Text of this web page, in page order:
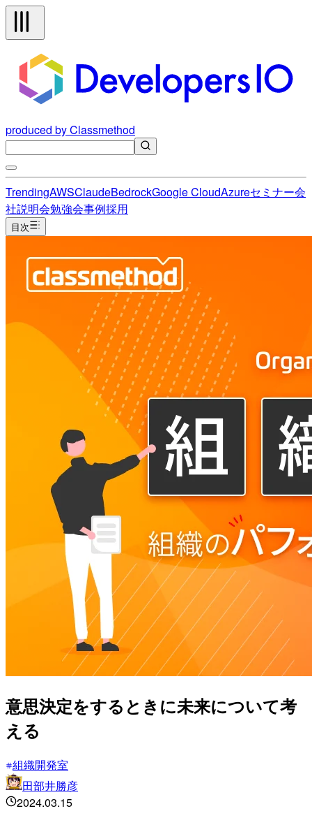
produced by Classmethod
TrendingAWSClaudeBedrockGoogle CloudAzureセミナー会
社説明会勉強会事例採用
目次
意思決定をするときに未来について考
える
組織開発室
田部井勝彦
2024.03.15